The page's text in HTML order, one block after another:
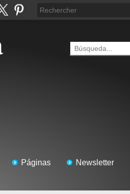
Páginas Newsletter